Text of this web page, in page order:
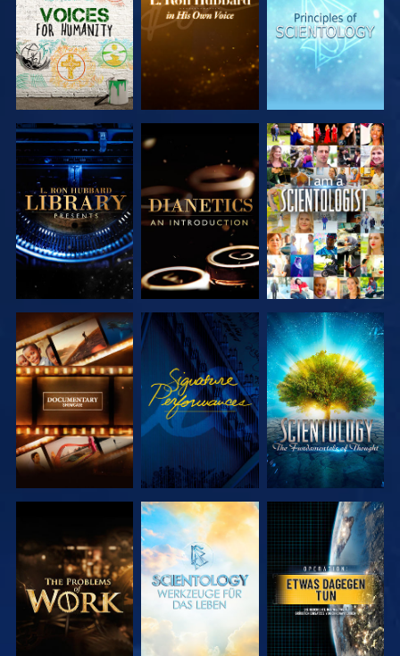
ENTDECKEN
ENTDECKEN
ENTDECKEN
SERIE
ENTDECKEN
SERIE
ENTDECKEN
ANSEHEN
SERIE
ENTDECKEN
ANSEHEN
SERIE
ENTDECKEN
SERIE
ENTDECKEN
SERIE
ENTDECKEN
ANSEHEN